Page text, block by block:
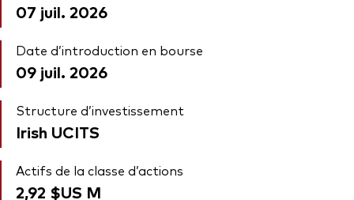
07 juil. 2026
Date d’introduction en bourse
09 juil. 2026
Structure d’investissement
Irish UCITS
Actifs de la classe d’actions
2,92 $US M